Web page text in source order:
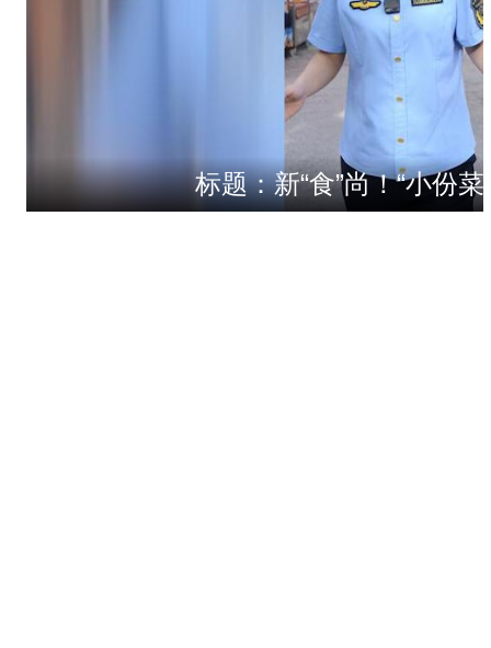
标题：新“食”尚！“小份